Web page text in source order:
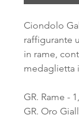
Ciondolo
raffigurante
in rame,
medaglietta
GR. Rame -
GR. Oro